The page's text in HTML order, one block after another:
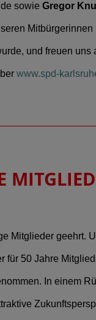
sowie Gregor
und freuen uns
www.spd-
Mitglieder geehrt.
50 Jahre
In einem